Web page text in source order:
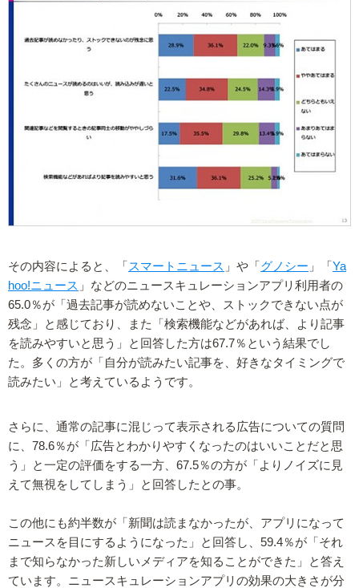
その内容によると、「スマートニュース 」や「グノシー 」「Ya
hoo!ニュース 」などのニュースキュレーションアプリ利用者の
65.0％が「過去記事が読めないことや、ストックできない点が
残念」と感じており、また「検索機能などがあれば、より記事
を読みやすいと思う」と回答した方は67.7％という結果でし
た。多くの方が「自分が読みたい記事を、好きなタイミングで
読みたい」と考えているようです。
さらに、通常の記事に混じって表示される広告についての質問
に、78.6％が「広告とわかりやすくなったのはいいことだと思
う」と一定の評価をする一方、67.5％の方が「よりノイズに見
えて無視をしてしまう」と回答したとの事。
この他にも約半数が「新聞は読まなかったが、アプリになって
ニュースを目にするようになった」と回答し、59.4％が「それ
まで知らなかった新しいメディアを知ることができた」と答え
ています。ニュースキュレーションアプリの効果の大きさが分